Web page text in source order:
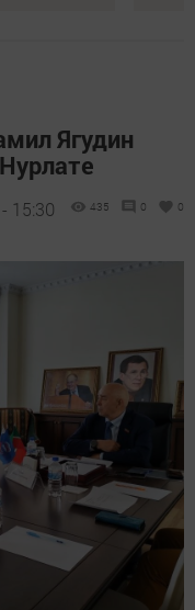
Ягудин
15:30 435 0 0